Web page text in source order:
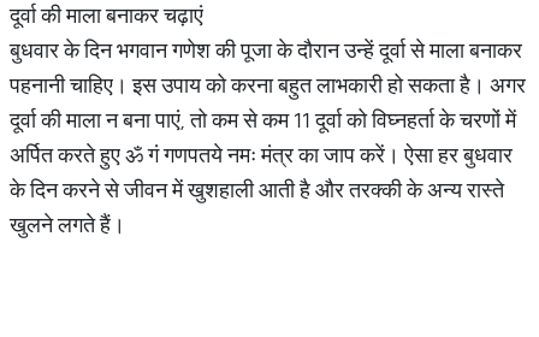
दूर्वा की माला बनाकर चढ़ाएं
बुधवार के दिन भगवान गणेश की पूजा के दौरान उन्हें दूर्वा से माला बनाकर
पहनानी चाहिए। इस उपाय को करना बहुत लाभकारी हो सकता है। अगर
दूर्वा की माला न बना पाएं, तो कम से कम 11 दूर्वा को विघ्नहर्ता के चरणों में
अर्पित करते हुए ॐ गं गणपतये नमः मंत्र का जाप करें। ऐसा हर बुधवार
के दिन करने से जीवन में खुशहाली आती है और तरक्की के अन्य रास्ते
खुलने लगते हैं।